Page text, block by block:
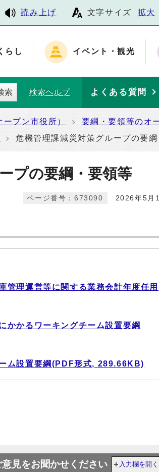
読み上げ 文字サイズ 拡大
らし イベント・観光
索 検索ヘルプ よくある質問
プン市役所）
要綱・要領等のオ
危機管理課減災対策グループの要
プの要綱・要領等
2026年5月1
ページ番号：673090
管理運営等に関する業務会計年度任用
かかるワーキングチーム設置要綱
ム設置要綱(PDF形式, 289.66KB)
見をお聞かせください 入力欄を開く